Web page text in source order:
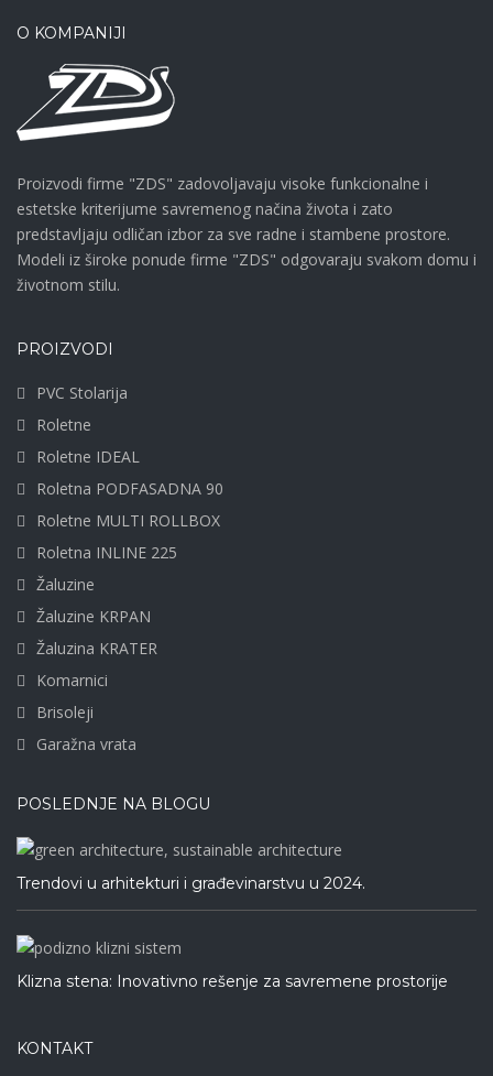
O KOMPANIJI
Proizvodi firme "ZDS" zadovoljavaju visoke funkcionalne i
estetske kriterijume savremenog načina života i zato
predstavljaju odličan izbor za sve radne i stambene prostore.
Modeli iz široke ponude firme "ZDS" odgovaraju svakom domu i
životnom stilu.
PROIZVODI
PVC Stolarija
Roletne
Roletne IDEAL
Roletna PODFASADNA 90
Roletne MULTI ROLLBOX
Roletna INLINE 225
Žaluzine
Žaluzine KRPAN
Žaluzina KRATER
Komarnici
Brisoleji
Garažna vrata
POSLEDNJE NA BLOGU
Trendovi u arhitekturi i građevinarstvu u 2024.
Klizna stena: Inovativno rešenje za savremene prostorije
KONTAKT